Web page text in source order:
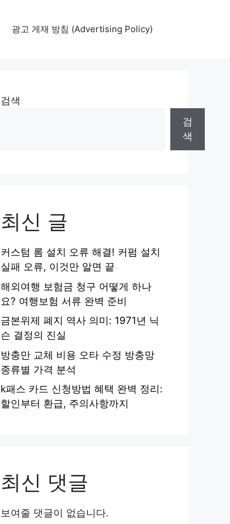
광고 게재 방침 (Advertising Policy)
검색
검
색
최신 글
커스텀 롬 설치 오류 해결! 커펌 설치
실패 오류, 이것만 알면 끝
해외여행 보험금 청구 어떻게 하나
요? 여행보험 서류 완벽 준비
금본위제 폐지 역사 의미: 1971년 닉
슨 결정의 진실
방충만 교체 비용 오타 수정 방충망
종류별 가격 분석
k패스 카드 신청방법 혜택 완벽 정리:
할인부터 환급, 주의사항까지
최신 댓글
보여줄 댓글이 없습니다.